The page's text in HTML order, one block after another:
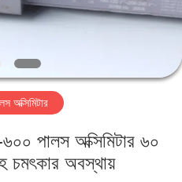
অক্সিমিটার
পালস অক্সিমিটার ৬০
চমৎকার অবস্থায়